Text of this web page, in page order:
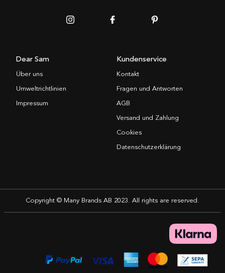
Dear Sam
Über uns
Umweltrichtlinien
Impressum
Kundenservice
Kontakt
Fragen und Antworten
AGB
Versand und Zahlung
Cookies
Datenschutzerklärung
Copyright © Many Brands AB 2023. All rights are reserved.